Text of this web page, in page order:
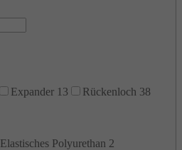
Expander 13 Rückenloch 38
Elastisches Polyurethan 2